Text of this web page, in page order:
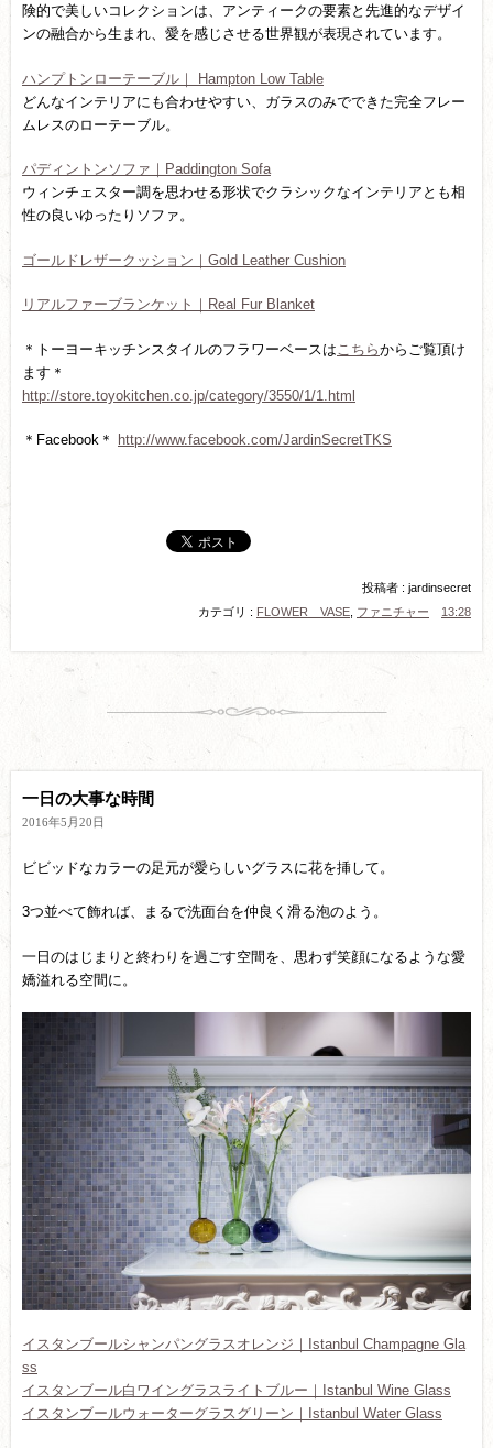
険的で美しいコレクションは、アンティークの要素と先進的なデザイ
ンの融合から生まれ、愛を感じさせる世界観が表現されています。
ハンプトンローテーブル｜ Hampton Low Table
どんなインテリアにも合わせやすい、ガラスのみでできた完全フレー
ムレスのローテーブル。
パディントンソファ｜Paddington Sofa
ウィンチェスター調を思わせる形状でクラシックなインテリアとも相
性の良いゆったりソファ。
ゴールドレザークッション｜Gold Leather Cushion
リアルファーブランケット｜Real Fur Blanket
＊トーヨーキッチンスタイルのフラワーベースは こちらからご覧頂け
ます＊
http://store.toyokitchen.co.jp/category/3550/1/1.html
＊Facebook＊ http://www.facebook.com/JardinSecretTKS
投稿者 : jardinsecret
カテゴリ : FLOWER VASE ファニチャー 13:28
一日の大事な時間
2016年5月20日
ビビッドなカラーの足元が愛らしいグラスに花を挿して。
3つ並べて飾れば、まるで洗面台を仲良く滑る泡のよう。
一日のはじまりと終わりを過ごす空間を、思わず笑顔になるような愛
嬌溢れる空間に。
イスタンブールシャンパングラスオレンジ｜Istanbul Champagne Gla
ss
イスタンブール白ワイングラスライトブルー｜Istanbul Wine Glass
イスタンブールウォーターグラスグリーン｜Istanbul Water Glass